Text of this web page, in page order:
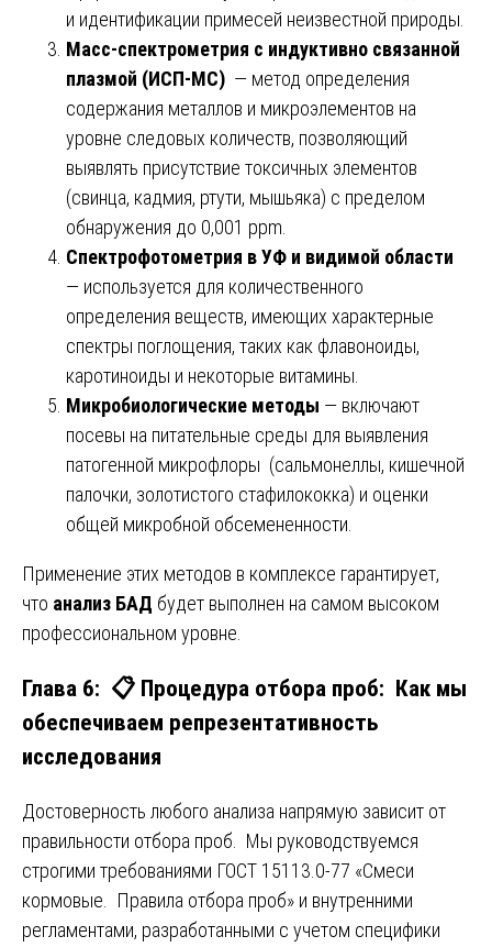
и идентификации примесей неизвестной природы.
Масс-спектрометрия с индуктивно связанной
плазмой (ИСП-МС) — метод определения
содержания металлов и микроэлементов на
уровне следовых количеств, позволяющий
выявлять присутствие токсичных элементов
(свинца, кадмия, ртути, мышьяка) с пределом
обнаружения до 0,001 ppm.
Спектрофотометрия в УФ и видимой области
— используется для количественного
определения веществ, имеющих характерные
спектры поглощения, таких как флавоноиды,
каротиноиды и некоторые витамины.
Микробиологические методы — включают
посевы на питательные среды для выявления
патогенной микрофлоры (сальмонеллы, кишечной
палочки, золотистого стафилококка) и оценки
общей микробной обсемененности.
Применение этих методов в комплексе гарантирует,
что анализ БАД будет выполнен на самом высоком
профессиональном уровне.
Глава 6: 📋 Процедура отбора проб: Как мы
обеспечиваем репрезентативность
исследования
Достоверность любого анализа напрямую зависит от
правильности отбора проб. Мы руководствуемся
строгими требованиями ГОСТ 15113.0-77 «Смеси
кормовые. Правила отбора проб» и внутренними
регламентами, разработанными с учетом специфики